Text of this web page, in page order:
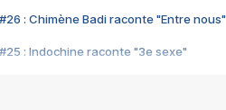
#26 : Chimène Badi raconte "Entre nous"
#25 : Indochine raconte "3e sexe"